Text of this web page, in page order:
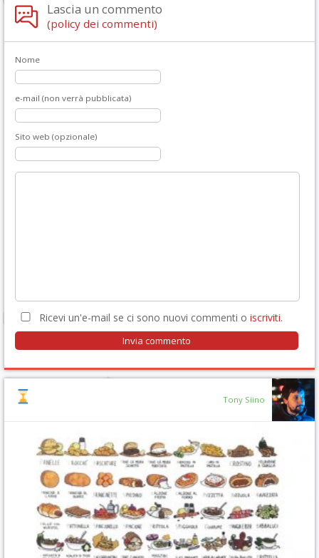
Lascia un commento
(policy dei commenti)
Nome
e-mail (non verrà pubblicata)
Sito web (opzionale)
Ricevi un'e-mail se ci sono nuovi commenti o iscriviti.
Tony Siino